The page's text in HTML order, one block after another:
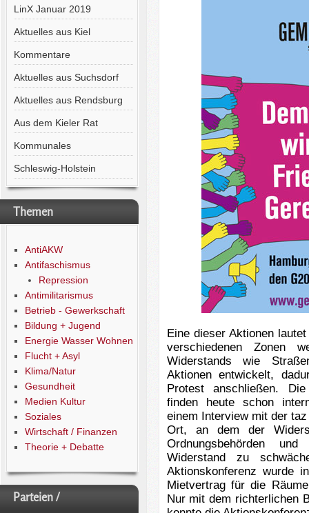
LinX Januar 2019
Aktuelles aus Kiel
Kommentare
Aktuelles aus Suchsdorf
Aktuelles aus Rendsburg
Aus dem Kieler Rat
Kommunales
Schleswig-Holstein
Themen
AntiAKW
Antifaschismus
Repression
Antimilitarismus
Betrieb - Gewerkschaft
Bildung + Jugend
Energie Wasser Wohnen
Flucht + Asyl
Klima/Natur
Gesundheit
Medien Kultur
Soziales
Wirtschaft / Finanzen
Theorie + Debatte
Parteien /
Eine dieser Aktionen
verschiedenen Zonen
Widerstands wie
Aktionen entwickelt,
Protest anschließen.
finden heute schon
einem Interview mit der
Ort, an dem der
Ordnungsbehörden
Widerstand zu
Aktionskonferenz wurde
Mietvertrag für die
Nur mit dem richterlichen